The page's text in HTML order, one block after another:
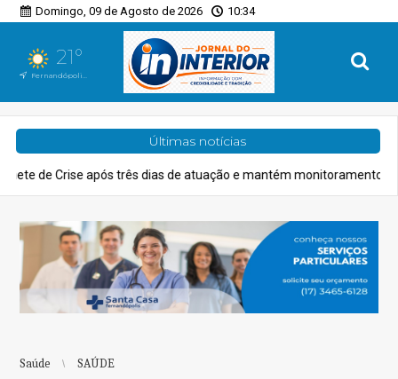
Domingo, 09 de Agosto de 2026 10:34
21°
Fernandópolis, SP
Últimas notícias
três dias de atuação e mantém monitoramento Cidades
Saúde SAÚDE